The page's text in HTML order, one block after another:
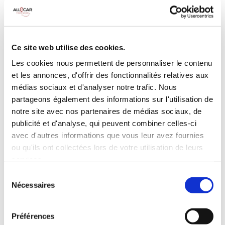
Ce site web utilise des cookies.
Les cookies nous permettent de personnaliser le contenu
et les annonces, d'offrir des fonctionnalités relatives aux
médias sociaux et d'analyser notre trafic. Nous
partageons également des informations sur l'utilisation de
notre site avec nos partenaires de médias sociaux, de
publicité et d'analyse, qui peuvent combiner celles-ci
avec d'autres informations que vous leur avez fournies
ou qu'ils ont collectées lors de votre utilisation de leurs
Nécessaires
Préférences
100 CV
INCLUS À LA LOCATION
Killométrage illimité
Assurance tous risques (hors franchise)
Carburant : plein à rendre plein
CONDITIONS DE LOCATION
Age minimum :20 ans
ASSURANCE